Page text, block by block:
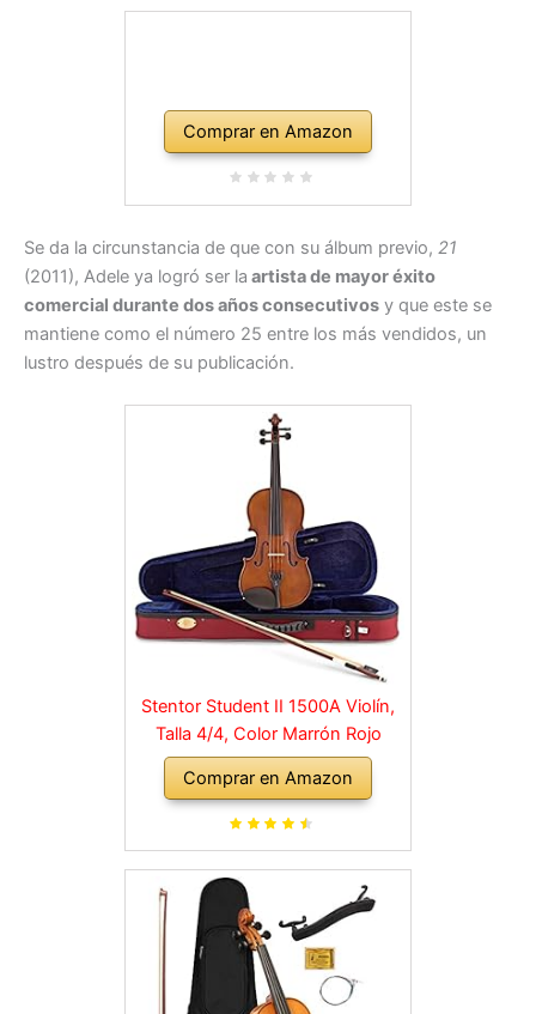
Comprar en Amazon
Se da la circunstancia de que con su álbum previo, 21
(2011), Adele ya logró ser la artista de mayor éxito
comercial durante dos años consecutivos y que este se
mantiene como el número 25 entre los más vendidos, un
lustro después de su publicación.
Stentor Student II 1500A Violín,
Talla 4/4, Color Marrón Rojo
Comprar en Amazon